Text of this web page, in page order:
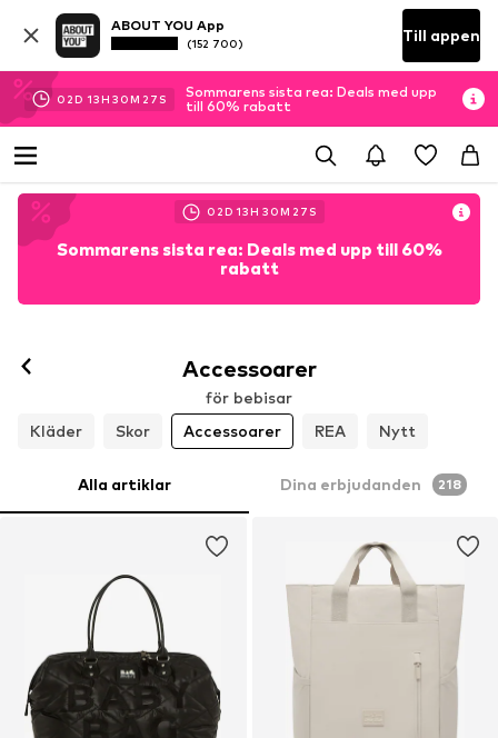
ABOUT YOU App
(152 700) Till appen
02D 13H 30M 25 S
Sommarens sista rea: Deals med upp
till 60% rabatt
02D 13H 30M 25 S
Sommarens sista rea: Deals med upp till 60%
rabatt
Accessoarer
för bebisar
Kläder
Skor Accessoarer REA Nytt
Alla artiklar Dina erbjudanden 218